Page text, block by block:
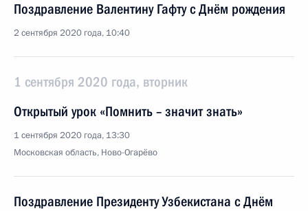
Поздравление Валентину Гафту с Днём рождения
2 сентября 2020 года, 10:40
1 сентября 2020 года, вторник
Открытый урок «Помнить – значит знать»
1 сентября 2020 года, 13:30
Московская область, Ново-Огарёво
Поздравление Президенту Узбекистана с Днём